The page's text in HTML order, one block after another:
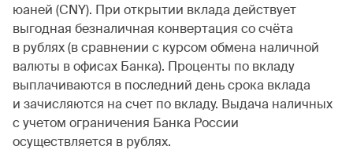
юаней (CNY). При открытии вклада действует
выгодная безналичная конвертация со счёта
в рублях (в сравнении с курсом обмена наличной
валюты в офисах Банка). Проценты по вкладу
выплачиваются в последний день срока вклада
и зачисляются на счет по вкладу. Выдача наличных
с учетом ограничения Банка России
осуществляется в рублях.